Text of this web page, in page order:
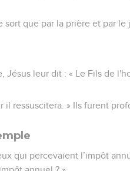
que par la prière et par le
Jésus leur dit : « Le Fils de
ressuscitera. » Ils furent
qui percevaient l’impôt